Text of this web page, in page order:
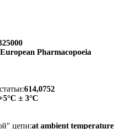
European Pharmacopoeia
614,0752
± 3°C
цепи:at ambient temperature